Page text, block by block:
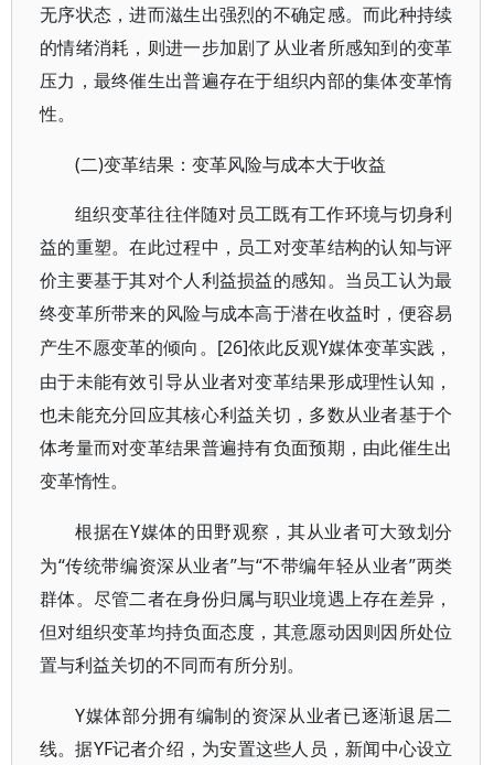
无序状态，进而滋生出强烈的不确定感。而此种持续
的情绪消耗，则进一步加剧了从业者所感知到的变革
压力，最终催生出普遍存在于组织内部的集体变革惰
性。
(二)变革结果：变革风险与成本大于收益
组织变革往往伴随对员工既有工作环境与切身利
益的重塑。在此过程中，员工对变革结构的认知与评
价主要基于其对个人利益损益的感知。当员工认为最
终变革所带来的风险与成本高于潜在收益时，便容易
产生不愿变革的倾向。 [26]依此反观Y媒体变革实践，
由于未能有效引导从业者对变革结果形成理性认知，
也未能充分回应其核心利益关切，多数从业者基于个
体考量而对变革结果普遍持有负面预期，由此催生出
变革惰性。
根据在Y媒体的田野观察，其从业者可大致划分
为“传统带编资深从业者”与“不带编年轻从业者”两类
群体。尽管二者在身份归属与职业境遇上存在差异，
但对组织变革均持负面态度，其意愿动因则因所处位
置与利益关切的不同而有所分别。
Y媒体部分拥有编制的资深从业者已逐渐退居二
线。据YF记者介绍，为安置这些人员，新闻中心设立